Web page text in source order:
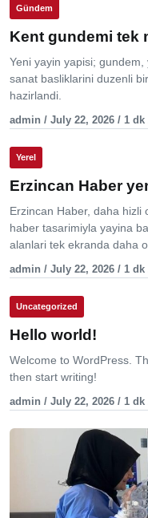
Gündem
Kent gundemi tek
Yeni yayin yapisi;
sanat basliklarini duzenli
hazirlandi.
admin / July 22, 2026 / 1
Yerel
Erzincan Haber
Erzincan Haber, daha hizli
haber tasarimiyla yayina
alanlari tek ekranda daha
admin / July 22, 2026 / 1
Uncategorized
Hello world!
Welcome to WordPress.
then start writing!
admin / July 22, 2026 / 1